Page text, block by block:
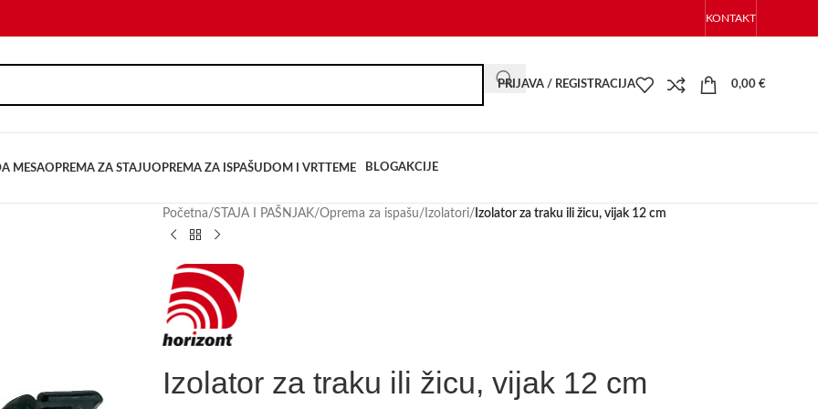
KONTAKT
PRIJAVA / REGISTRACIJA 0,00 €
MESAOPREMA ZA STAJUOPREMA ZA ISPAŠU DOM I VRTTEME BLOGAKCIJE
Početna/STAJA I PAŠNJAK/Oprema za ispašu/ Izolatori/ Izolator za traku ili žicu, vijak 12 cm
Izolator za traku ili žicu, vijak 12 cm